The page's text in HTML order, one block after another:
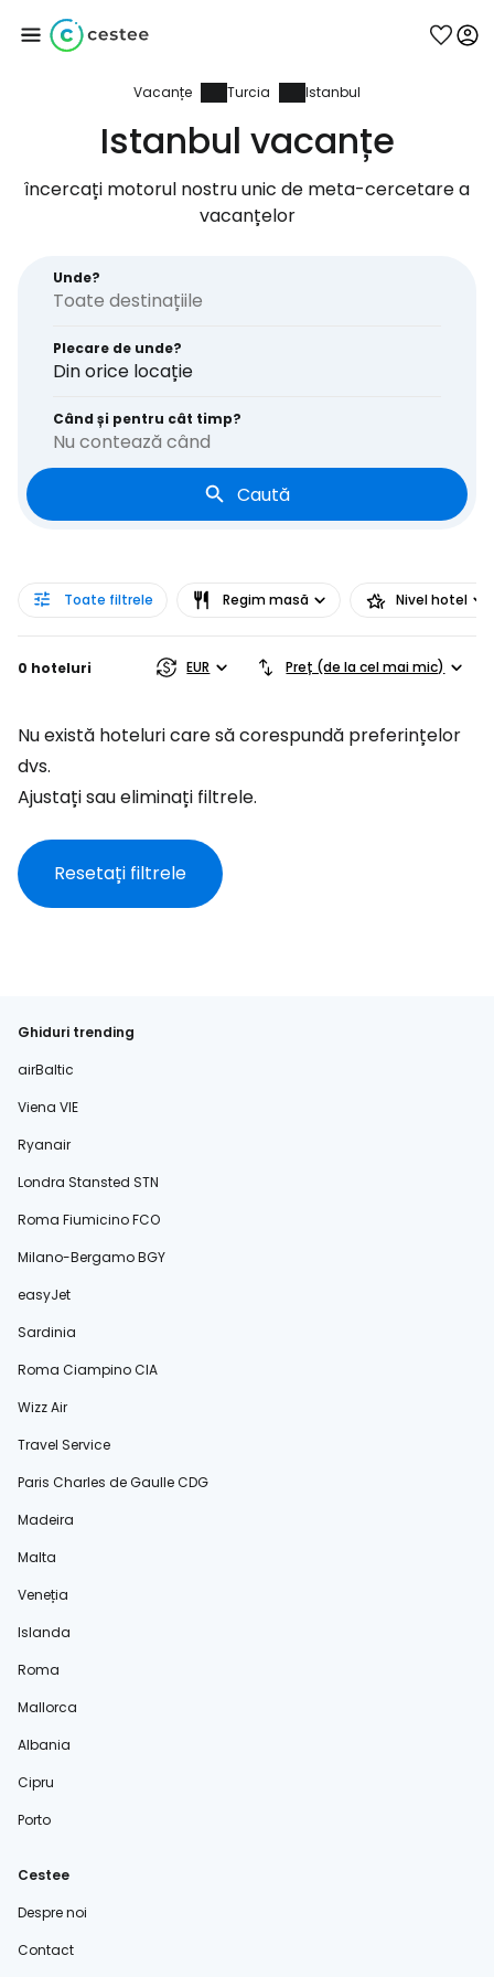
Vacanțe Turcia Istanbul
Istanbul vacanțe
încercați motorul nostru unic de meta-cercetare a
vacanțelor
Unde?
Plecare de unde?
Din orice locație
Când și pentru cât timp?
Nu contează când
Caută
Toate filtrele Regim masă Nivel hotel
0 hoteluri EUR Preț (de la cel mai mic)
Nu există hoteluri care să corespundă preferințelor
dvs.
Ajustați sau eliminați filtrele.
Resetați filtrele
Ghiduri trending
airBaltic
Viena VIE
Ryanair
Londra Stansted STN
Roma Fiumicino FCO
Milano-Bergamo BGY
easyJet
Sardinia
Roma Ciampino CIA
Wizz Air
Travel Service
Paris Charles de Gaulle CDG
Madeira
Malta
Veneția
Islanda
Roma
Mallorca
Albania
Cipru
Porto
Cestee
Despre noi
Contact
Conectați-vă la
Cestee
... comunitatea mondială a călătorilor
Continuați cu Google
Continuați cu Facebook